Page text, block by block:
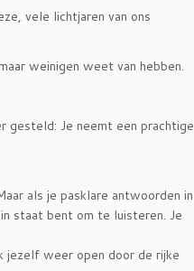
vele lichtjaren van ons
weinigen weet van hebben.
gesteld: Je neemt een prachtige
als je pasklare antwoorden in
staat bent om te luisteren. Je
jezelf weer open door de rijke